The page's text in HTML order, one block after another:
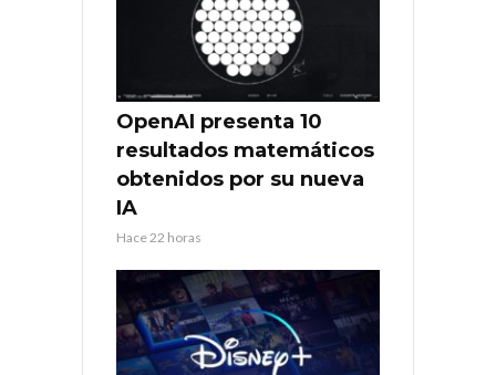
OpenAI presenta 10
resultados matemáticos
obtenidos por su nueva
IA
Hace 22 horas